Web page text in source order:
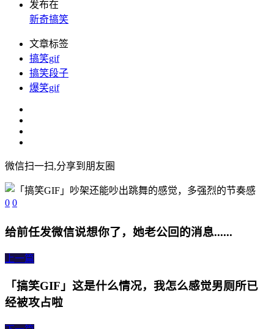
发布在
新奇搞笑
文章标签
搞笑gif
搞笑段子
爆笑gif
微信扫一扫,分享到朋友圈
0 0
给前任发微信说想你了，她老公回的消息......
上一篇
「搞笑GIF」这是什么情况，我怎么感觉男厕所已
经被攻占啦